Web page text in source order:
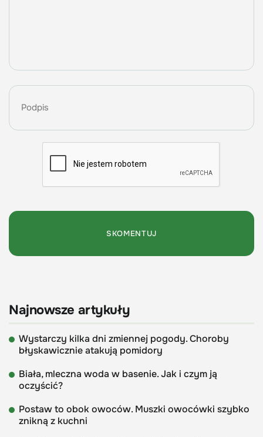
Najnowsze artykuły
Wystarczy kilka dni zmiennej pogody. Choroby
błyskawicznie atakują pomidory
Biała, mleczna woda w basenie. Jak i czym ją
oczyścić?
Postaw to obok owoców. Muszki owocówki szybko
znikną z kuchni